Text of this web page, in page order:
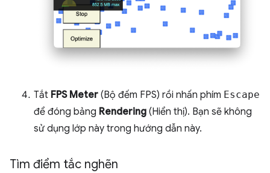
Tắt FPS Meter (Bộ đếm FPS) rồi nhấn phím Escape
để đóng bảng Rendering (Hiển thị). Bạn sẽ không
sử dụng lớp này trong hướng dẫn này.
Tìm điểm tắc nghẽn